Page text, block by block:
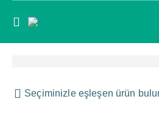
Seçiminizle eşleşen ürün